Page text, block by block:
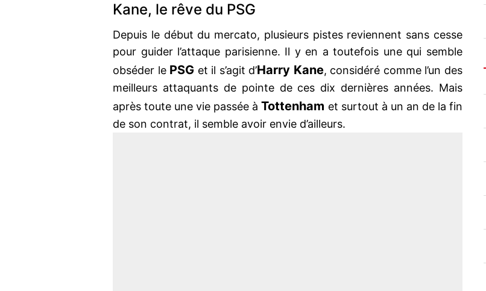
Kane, le rêve du PSG
Depuis le début du mercato, plusieurs pistes reviennent sans cesse
pour guider l’attaque parisienne. Il y en a toutefois une qui semble
obséder le PSG et il s’agit d’Harry Kane, considéré comme l’un des
meilleurs attaquants de pointe de ces dix dernières années. Mais
après toute une vie passée àTottenham et surtout à un an de la fin
de son contrat, il semble avoir envie d’ailleurs.